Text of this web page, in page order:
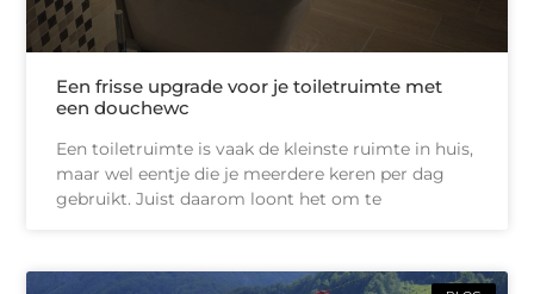
Een frisse upgrade voor je toiletruimte met
een douchewc
Een toiletruimte is vaak de kleinste ruimte in huis,
maar wel eentje die je meerdere keren per dag
gebruikt. Juist daarom loont het om te